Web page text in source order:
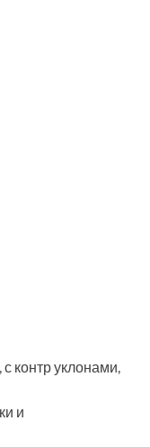
контр уклонами,
и